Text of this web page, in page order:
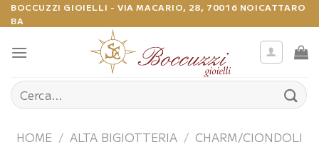
Salta
ai
contenuti
BOCCUZZI GIOIELLI - VIA MACARIO, 28, 70016 NOICATTARO
BA
Cerca:
HOME / ALTA BIGIOTTERIA / CHARM/CIONDOLI